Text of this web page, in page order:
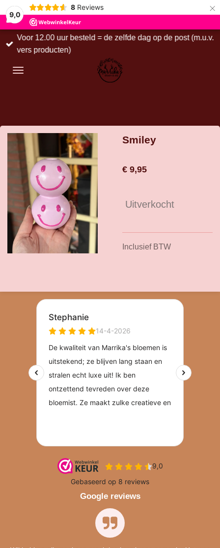
9,0
8 Reviews ×
Voor 12.00 uur besteld = de zelfde dag op de post (m.u.v.
vers producten)
Smiley
€ 9,95
Uitverkocht
Inclusief BTW
Google reviews